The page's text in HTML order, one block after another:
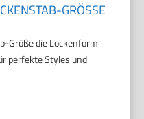
GRÖSSE D
Größe die Lockenform
perfekte Styles und